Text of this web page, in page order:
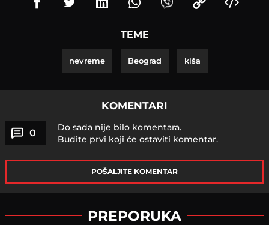
TEME
nevreme Beograd kiša
KOMENTARI
0
Do sada nije bilo komentara.
Budite prvi koji će ostaviti komentar.
POŠALJITE KOMENTAR
PREPORUKA